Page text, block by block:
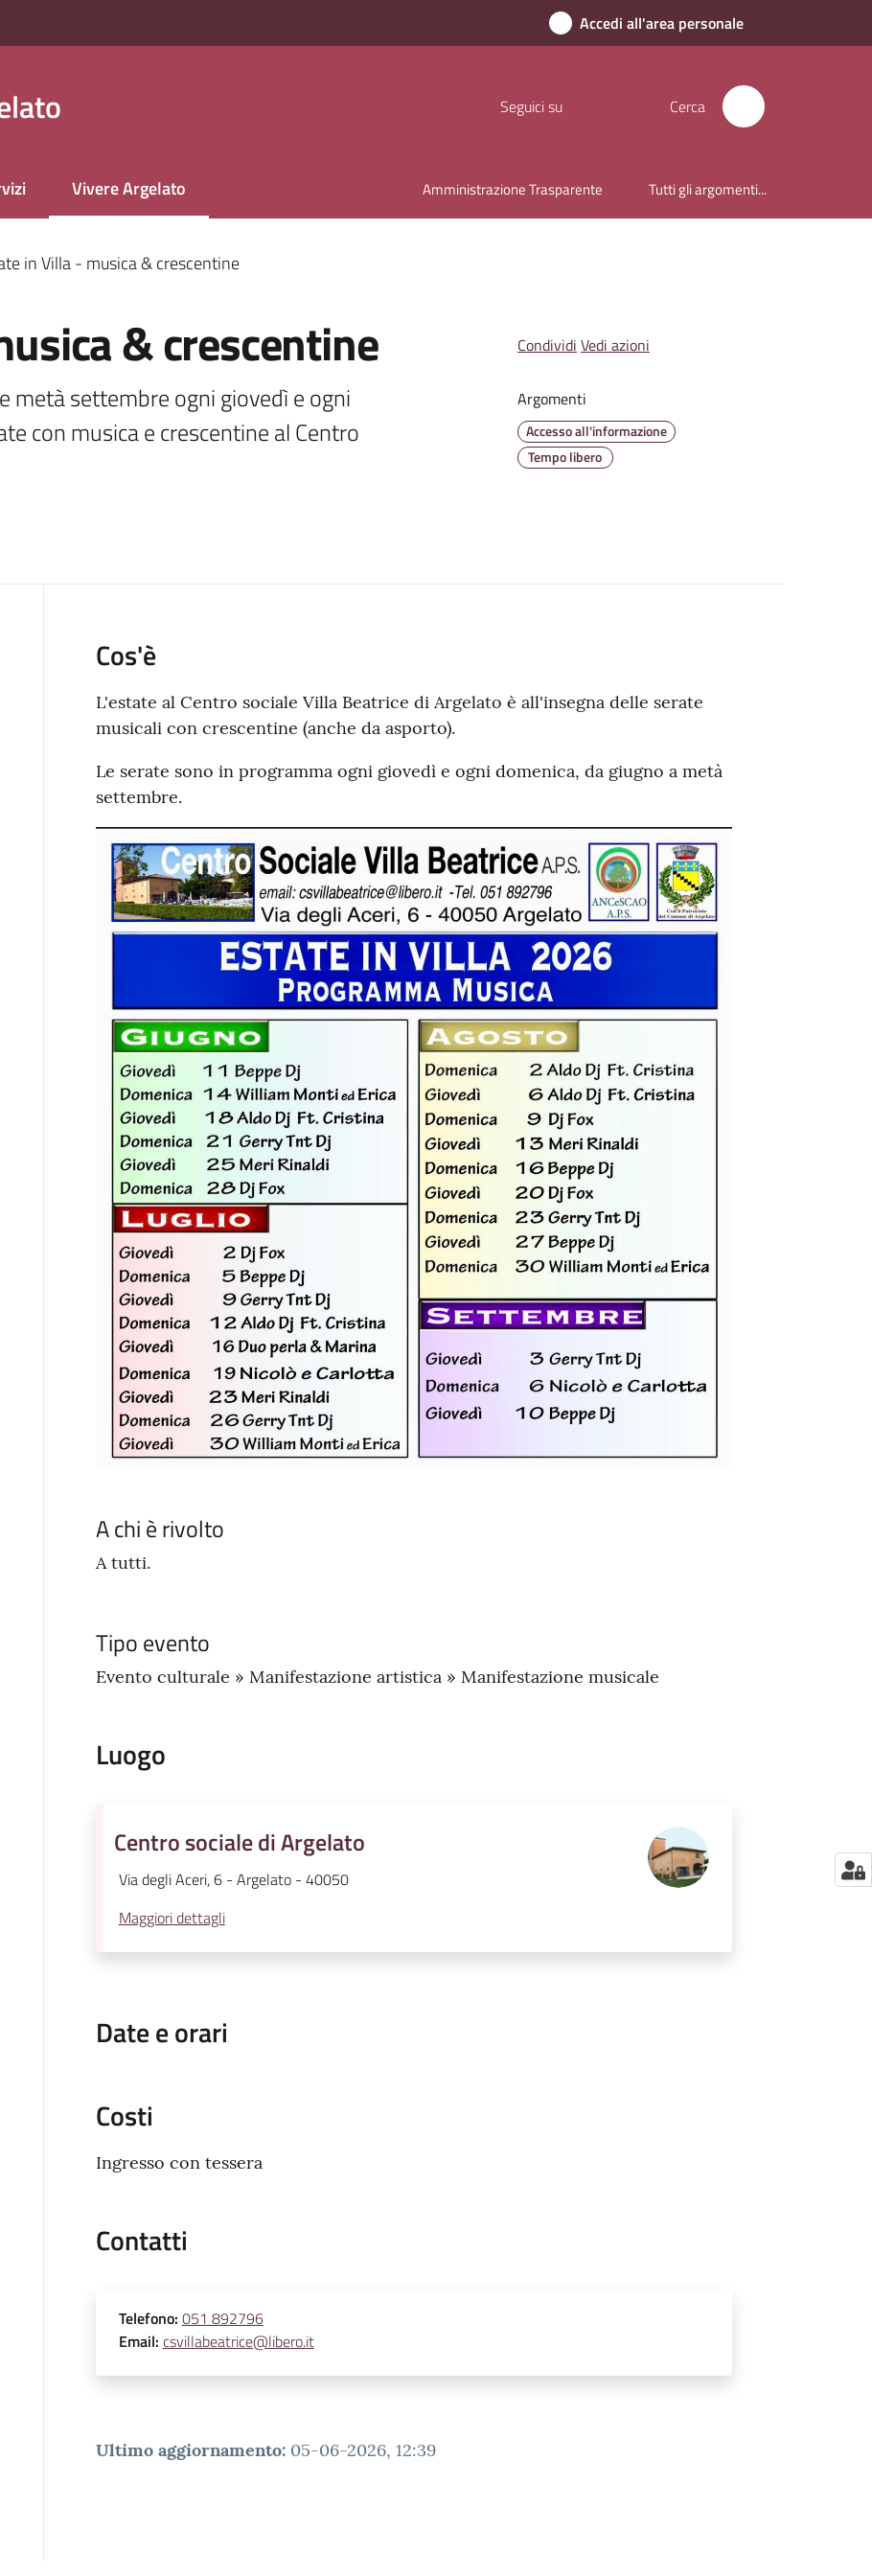
Accedi all'area personale
Seguici su Cerca
Vivere Argelato
Menu selezionato Amministrazione Trasparente Tutti gli argomenti...
in Villa - musica & crescentine
& crescentine
metà settembre ogni giovedì e ogni
con musica e crescentine al Centro
Condividi Vedi azioni
Argomenti
Accesso all'informazione
Tempo libero
Cos'è
L'estate al Centro sociale Villa Beatrice di Argelato è all'insegna delle serate
musicali con crescentine (anche da asporto).
Le serate sono in programma ogni giovedì e ogni domenica, da giugno a metà
settembre.
A chi è rivolto
A tutti.
Tipo evento
Evento culturale » Manifestazione artistica » Manifestazione musicale
Luogo
Centro sociale di Argelato
Via degli Aceri, 6 - Argelato - 40050
Maggiori dettagli
Date e orari
Costi
Ingresso con tessera
Contatti
Telefono: 051 892796
Email: csvillabeatrice@libero.it
Ultimo aggiornamento: 05-06-2026, 12:39